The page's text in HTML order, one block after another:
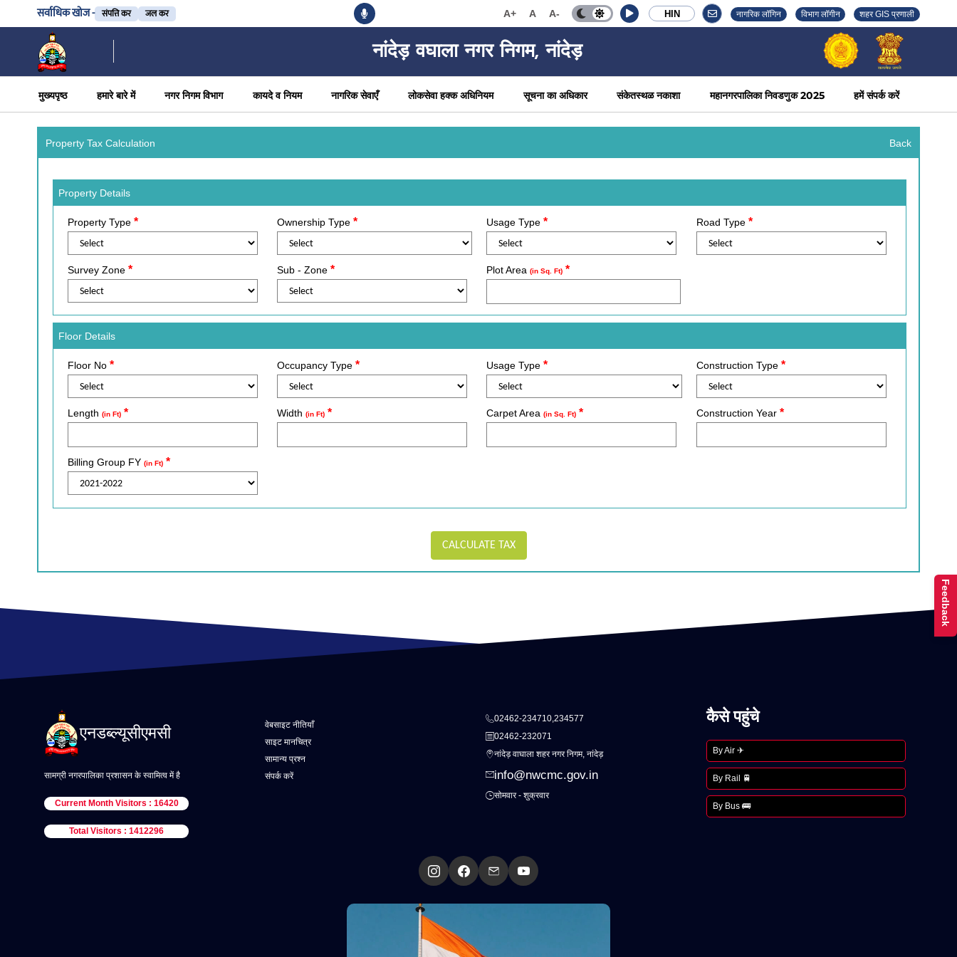
सर्वाधिक खोज - संपत्ति कर जल कर A+ A A- HIN नागरिक लॉगिन विभाग लॉगीन शहर GIS प्रणाली
नांदेड़ वघाला नगर निगम, नांदेड़
मुख्यपृष्ठ हमारे बारे में नगर निगम विभाग कायदे व नियम नागरिक सेवाएँ लोकसेवा हक्क अधिनियम सूचना का अधिकार संकेतस्थळ नकाशा महानगरपालिका निवडणुक 2025 हमें संपर्क करें
Property Tax Calculation Back
Property Details
Property Type * Ownership Type* Usage Type* Road Type *
Survey Zone * Sub - Zone* Plot Area(in Sq. Ft) *
Floor Details
Floor No * Occupancy Type* Usage Type* Construction Type *
Length (in Ft) * Width(in Ft) * Carpet Area(in Sq. Ft) * Construction Year *
Billing Group FY (in Ft) *
CALCULATE TAX
एनडब्ल्यूसीएमसी
सामग्री नगरपालिका प्रशासन के स्वामित्व में है
Current Month Visitors : 16420
Total Visitors : 1412296
वेबसाइट नीतियाँ
साइट मानचित्र
सामान्य प्रश्न
संपर्क करें
02462-234710,234577
02462-232071
नांदेड़ वाघाला शहर नगर निगम, नांदेड़
info@nwcmc.gov.in
सोमवार - शुक्रवार
कैसे पहुंचे
By Air ✈
By Rail 🚆
By Bus 🚌
Feedback